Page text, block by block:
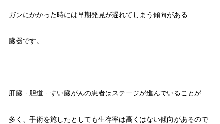
ガンにかかった時には早期発見が遅れてしまう傾向がある
臓器です。
肝臓・胆道・すい臓がんの患者はステージが進んでいることが
多く、手術を施したとしても生存率は高くはない傾向があるので